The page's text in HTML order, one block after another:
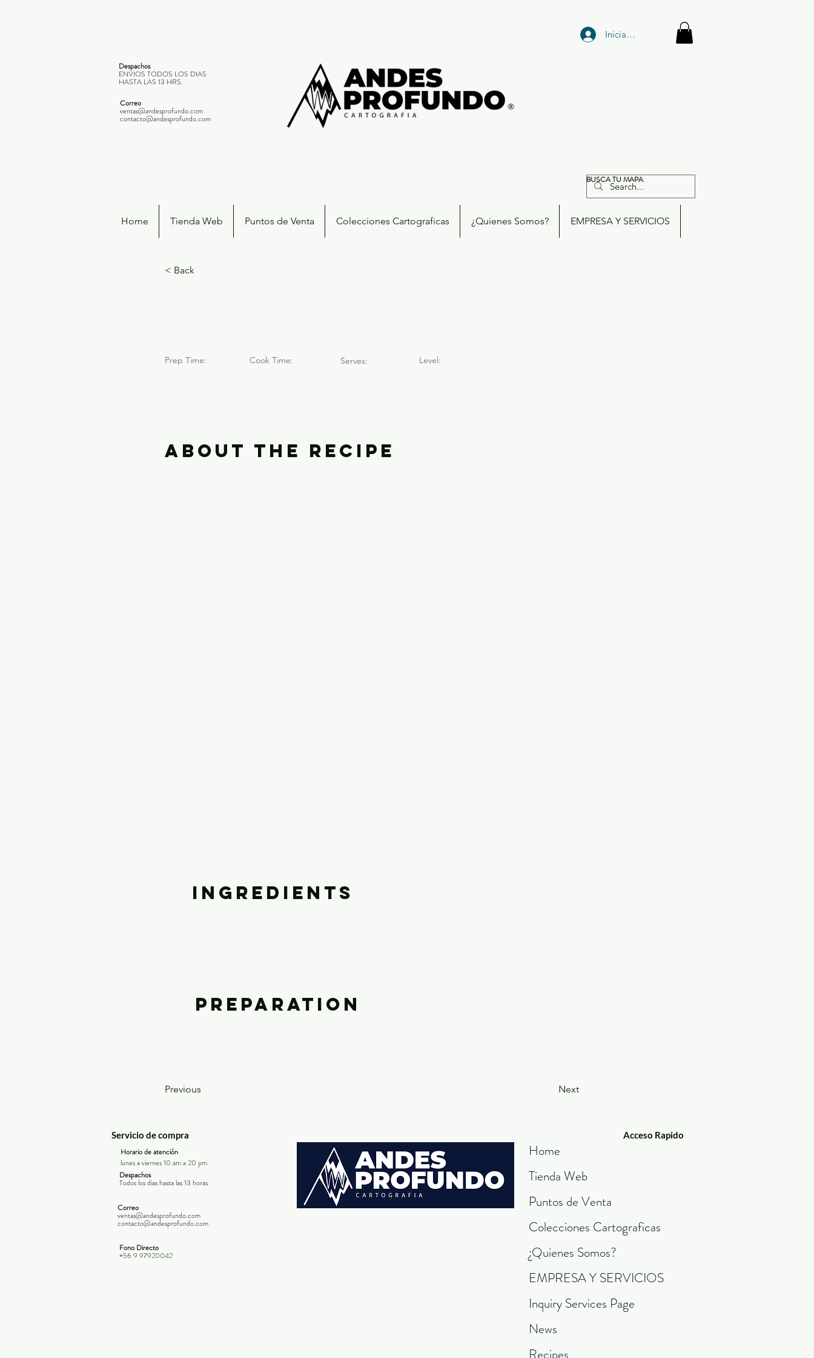
Iniciar sesión
Despachos
ENVIOS TODOS LOS DIAS
HASTA LAS 13 HRS.
Correo
ventas@andesprofundo.com
contacto@andesprofundo.com
BUSCA TU MAPA
Home Tienda Web Puntos de Venta Colecciones Cartograficas ¿Quienes Somos? EMPRESA Y SERVICIOS
< Back
Prep Time: Cook Time: Serves: Level:
About the Recipe
Ingredients
Preparation
Previous Next
Servicio de compra
Horario de atención
lunes a viernes 10 am a 20 pm.
Despachos
Todos los dias hasta las 13 horas
Correo
ventas@andesprofundo.com
contacto@andesprofundo.com
Fono Directo
+56 9 97920042
Acceso Rapido
Home
Tienda Web
Puntos de Venta
Colecciones Cartograficas
¿Quienes Somos?
EMPRESA Y SERVICIOS
Inquiry Services Page
News
Recipes